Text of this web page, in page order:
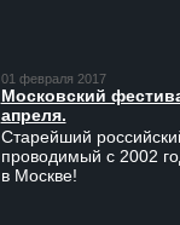
01 февраля 2017
Московский
апреля.
Старейший
проводимый с 2002
в Москве!